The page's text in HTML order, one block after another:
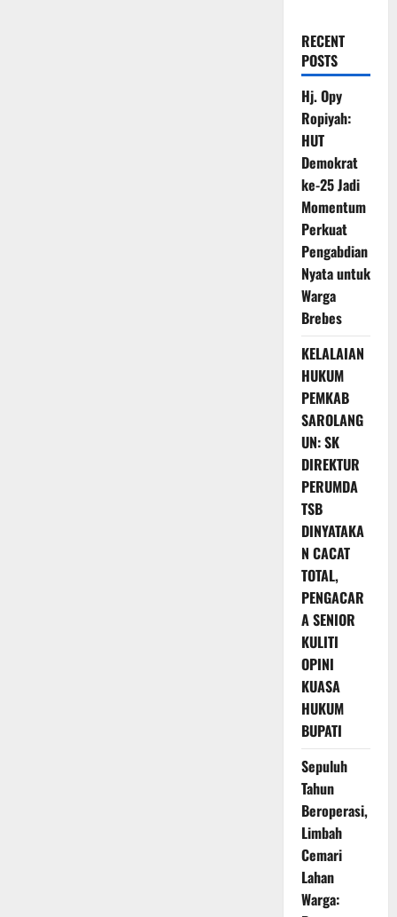
RECENT
POSTS
Hj. Opy
Ropiyah:
HUT
Demokrat
ke-25 Jadi
Momentum
Perkuat
Pengabdian
Nyata untuk
Warga
Brebes
KELALAIAN
HUKUM
PEMKAB
SAROLANG
UN: SK
DIREKTUR
PERUMDA
TSB
DINYATAKA
N CACAT
TOTAL,
PENGACAR
A SENIOR
KULITI
OPINI
KUASA
HUKUM
BUPATI
Sepuluh
Tahun
Beroperasi,
Limbah
Cemari
Lahan
Warga: